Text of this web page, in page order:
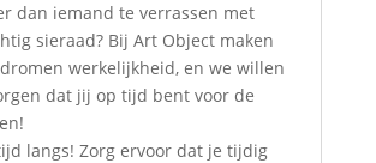
dan iemand te verrassen met
sieraad? Bij Art Object maken
werkelijkheid, en we willen
dat jij op tijd bent voor de
langs! Zorg ervoor dat je tijdig